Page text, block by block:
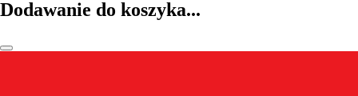
Dodawanie do koszyka...